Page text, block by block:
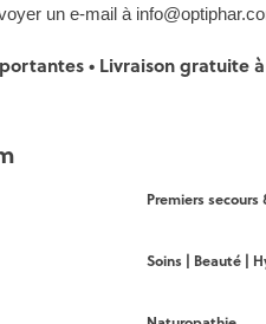
un e-mail à
• Livraison
Premiers
Soins | Beauté |